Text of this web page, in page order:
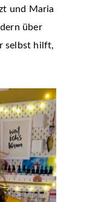
und Maria
über
selbst hilft,